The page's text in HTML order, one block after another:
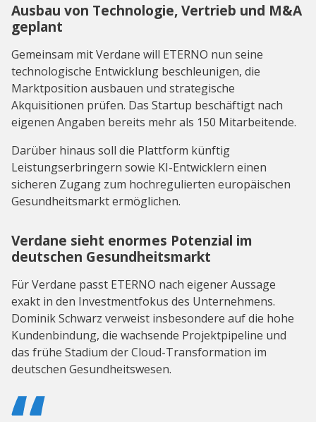
Ausbau von Technologie, Vertrieb und M&A
geplant
Gemeinsam mit Verdane will ETERNO nun seine
technologische Entwicklung beschleunigen, die
Marktposition ausbauen und strategische
Akquisitionen prüfen. Das Startup beschäftigt nach
eigenen Angaben bereits mehr als 150 Mitarbeitende.
Darüber hinaus soll die Plattform künftig
Leistungserbringern sowie KI-Entwicklern einen
sicheren Zugang zum hochregulierten europäischen
Gesundheitsmarkt ermöglichen.
Verdane sieht enormes Potenzial im
deutschen Gesundheitsmarkt
Für Verdane passt ETERNO nach eigener Aussage
exakt in den Investmentfokus des Unternehmens.
Dominik Schwarz verweist insbesondere auf die hohe
Kundenbindung, die wachsende Projektpipeline und
das frühe Stadium der Cloud-Transformation im
deutschen Gesundheitswesen.